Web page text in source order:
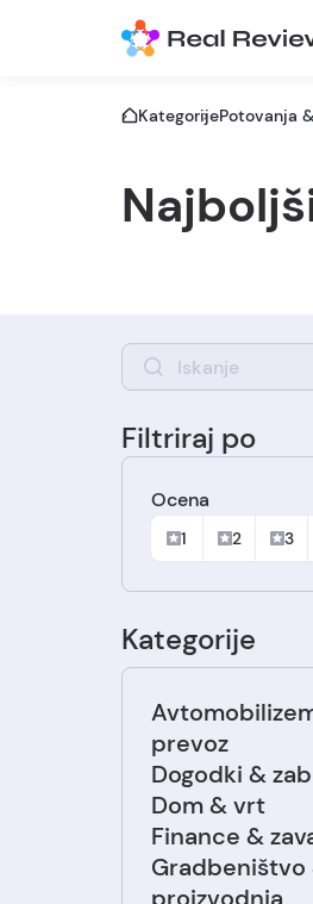
KategorijePotovanja
Filtriraj po
Ocena
1 2 3
Kategorije
prevoz
Dogodki &
Dom & vrt
Finance &
Gradbeništvo